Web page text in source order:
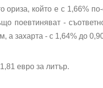
ориза, който е с 1,66%
поевтиняват -
а захарта - с 1,64% до
евро за литър.